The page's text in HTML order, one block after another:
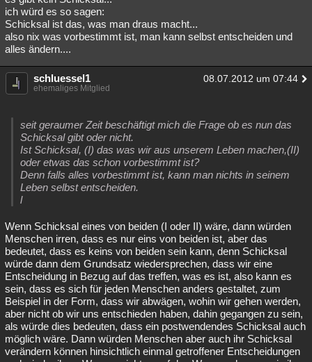
ich würd es so sagen:
Schicksal ist das, was man draus macht...
also nix was vorbestimmt ist, man kann selbst entscheiden und
alles ändern....
schluessel1 08.07.2012 um 07:44
ehemaliges Mitglied
seit geraumer Zeit beschäftigt mich die Frage ob es nun das
Schicksal gibt oder nicht.
Ist Schicksal, (I) das was wir aus unserem Leben machen,(II)
oder etwas das schon vorbestimmt ist?
Denn falls alles vorbestimmt ist, kann man nichts in seinem
Leben selbst entscheiden.
l
Wenn Schicksal eines von beiden (I oder II) wäre, dann würden
Menschen irren, dass es nur eins von beiden ist, aber das
bedeutet, dass es keins von beiden sein kann, denn Schicksal
würde dann dem Grundsatz wiedersprechen, dass wir eine
Entscheidung in Bezug auf das treffen, was es ist, also kann es
sein, dass es sich für jeden Menschen anders gestaltet, zum
Beispiel in der Form, dass wir abwägen, wohin wir gehen werden,
aber nicht ob wir uns entschieden haben, dahin gegangen zu sein,
als würde dies bedeuten, dass ein postwendendes Schicksal auch
möglich wäre. Dann würden Menschen aber auch ihr Schicksal
verändern können hinsichtlich einmal getroffener Entscheidungen